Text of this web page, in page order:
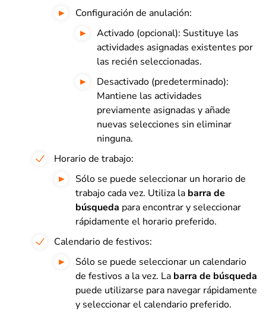
Configuración de anulación:
Activado (opcional): Sustituye las
actividades asignadas existentes por
las recién seleccionadas.
Desactivado (predeterminado):
Mantiene las actividades
previamente asignadas y añade
nuevas selecciones sin eliminar
ninguna.
Horario de trabajo:
Sólo se puede seleccionar un horario de
trabajo cada vez. Utiliza la barra de
búsqueda para encontrar y seleccionar
rápidamente el horario preferido.
Calendario de festivos:
Sólo se puede seleccionar un calendario
de festivos a la vez. La barra de búsqueda
puede utilizarse para navegar rápidamente
y seleccionar el calendario preferido.